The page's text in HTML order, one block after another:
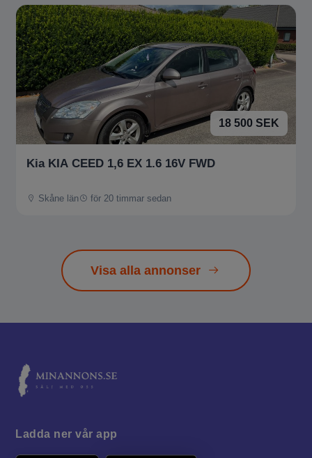
18 500 SEK
Kia KIA CEED 1,6 EX 1.6 16V FWD
Skåne län för 20 timmar sedan
Visa alla annonser
Ladda ner vår app